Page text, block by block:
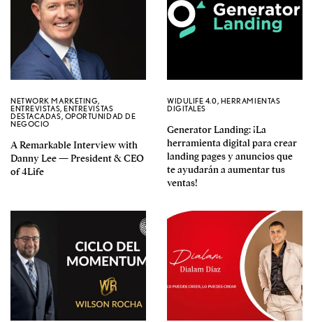
NETWORK MARKETING,
ENTREVISTAS,ENTREVISTAS
DESTACADAS, OPORTUNIDAD DE
NEGOCIO
A Remarkable Interview with
Danny Lee — President & CEO
of 4Life
WIDULIFE 4.0, HERRAMIENTAS
DIGITALES
Generator Landing: ¡La
herramienta digital para crear
landing pages y anuncios que
te ayudarán a aumentar tus
ventas!